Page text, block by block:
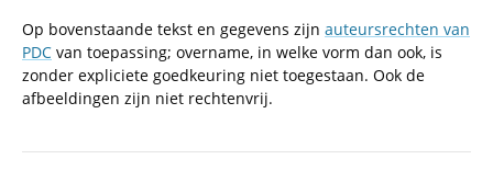
Op bovenstaande tekst en gegevens zijn auteursrechten van
PDC van toepassing; overname, in welke vorm dan ook, is
zonder expliciete goedkeuring niet toegestaan. Ook de
afbeeldingen zijn niet rechtenvrij.